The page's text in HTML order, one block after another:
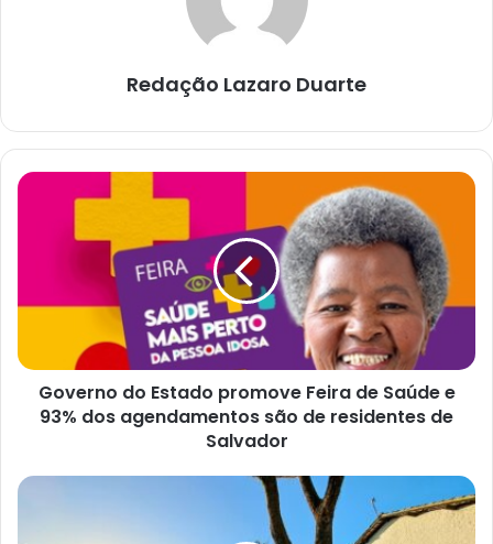
Redação Lazaro Duarte
Governo
93%
dos
agendamentos
residentes
Governo do Estado promove Feira de Saúde e
93% dos agendamentos são de residentes de
Salvador
.Escritora